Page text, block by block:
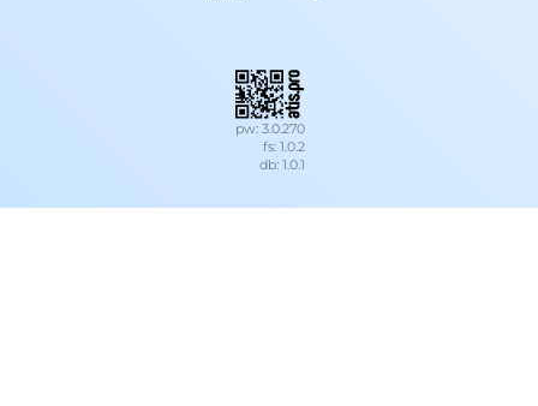
pw: 3.0.270
fs: 1.0.2
db: 1.0.1